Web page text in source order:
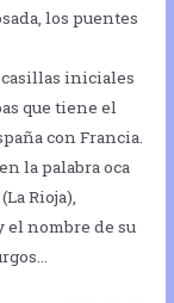
los puentes
iniciales
que tiene el
con Francia.
la palabra oca
Rioja),
el nombre de su